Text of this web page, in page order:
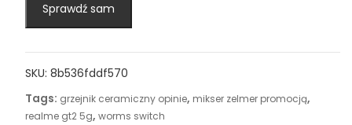
Sprawdź sam
SKU: 8b536fddf570
Tags: grzejnik ceramiczny opinie, mikser zelmer promocją,
realme gt2 5g, worms switch